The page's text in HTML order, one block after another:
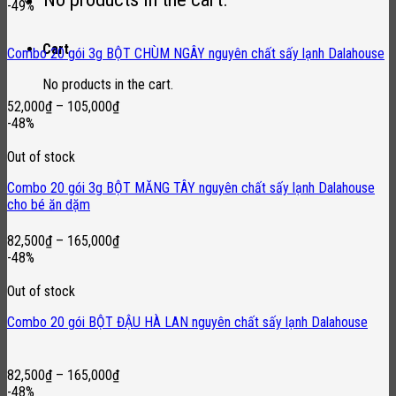
Cart
No products in the cart.
-49%
Combo 20 gói 3g BỘT CHÙM NGÂY nguyên chất sấy lạnh Dalahouse
52,000₫– 105,000₫
-48%
Out of stock
Combo 20 gói 3g BỘT MĂNG TÂY nguyên chất sấy lạnh Dalahouse
cho bé ăn dặm
82,500₫– 165,000₫
-48%
Out of stock
Combo 20 gói BỘT ĐẬU HÀ LAN nguyên chất sấy lạnh Dalahouse
82,500₫– 165,000₫
-48%